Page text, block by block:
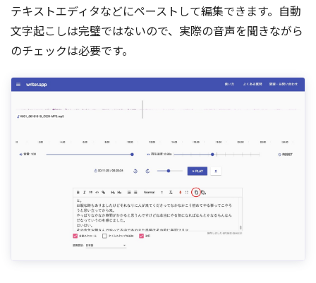
テキストエディタなどにペーストして編集できます。自動
文字起こしは完璧ではないので、実際の音声を聞きながら
のチェックは必要です。